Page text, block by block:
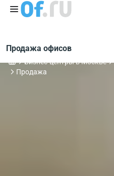
Продажа офисов
Бизнес-центры в Москве
Продажа